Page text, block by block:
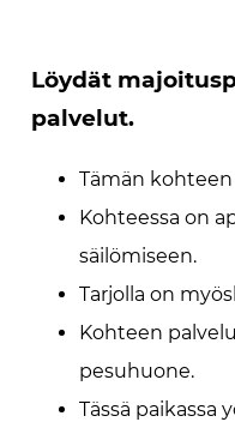
Löydät
palvelut.
Tämän
Kohteessa on
säilömiseen.
Tarjolla on
Kohteen
pesuhuone.
Tässä paikassa